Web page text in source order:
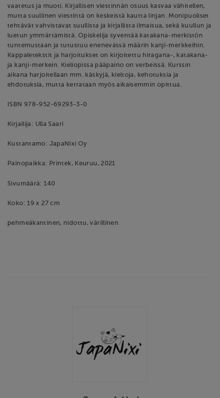
vaatetus ja muoti. Kirjallisen viestinnän osuus kasvaa vähitellen,
mutta suullinen viestintä on keskeistä kautta linjan. Monipuoliset
tehtävät vahvistavat suullista ja kirjallista ilmaisua, sekä kuullun ja
luetun ymmärtämistä. Opiskelija syventää katakana-merkistön
tuntemustaan ja tutustuu enenevässä määrin kanji-merkkeihin.
Kappaletekstit ja harjoitukset on kirjoitettu hiragana-, katakana-
ja kanji-merkein. Kieliopissa pääpaino on verbeissä. Kurssin
aikana harjoitellaan mm. käskyjä, kieltoja, kehotuksia ja
ehdotuksia, mutta kerrataan myös aikaisemmin opittua.
ISBN 978-952-69293-3-0
Kirjailija: Ulla Saari
Kustantamo: JapaNixi Oy
Painopaikka: Printek, Keuruu, 2021
Sivumäärä: 140
Koko: 19 x 27 cm
pehmeäkantinen, nidottu, värillinen